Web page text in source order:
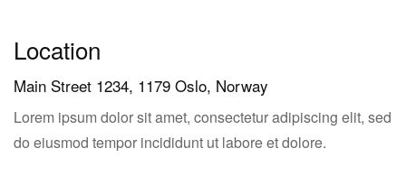
Location
Main Street 1234, 1179 Oslo, Norway
Lorem ipsum dolor sit amet, consectetur adipiscing elit, sed
do eiusmod tempor incididunt ut labore et dolore.